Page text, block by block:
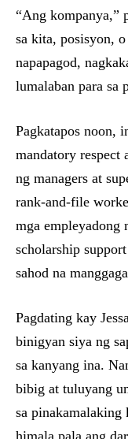
“Ang kompanya,”
sa kita, posisyon,
napapagod,
lumalaban para sa
Pagkatapos noon,
mandatory respect
ng managers at
rank-and-file
mga empleyadong
scholarship
sahod na
Pagdating kay
binigyan siya ng
sa kanyang ina.
bibig at tuluyang
sa pinakamalaking